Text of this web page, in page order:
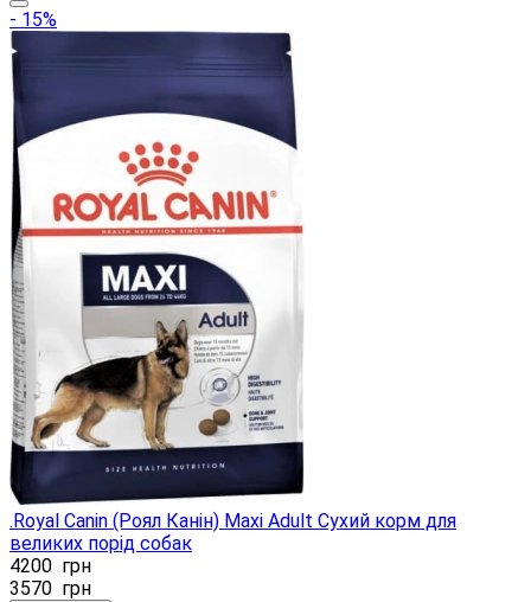
- 15%
.Royal Canin (Роял Канін) Maxi Adult Сухий корм для
великих порід собак
4200 грн
3570 грн